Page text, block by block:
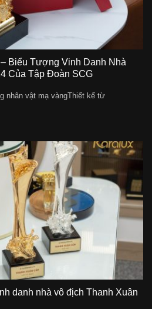
Biểu Tượng Vinh Danh Nhà
Của Tập Đoàn SCG
nhân vật mạ vàngThiết kế từ
danh nhà vô địch Thanh Xuân